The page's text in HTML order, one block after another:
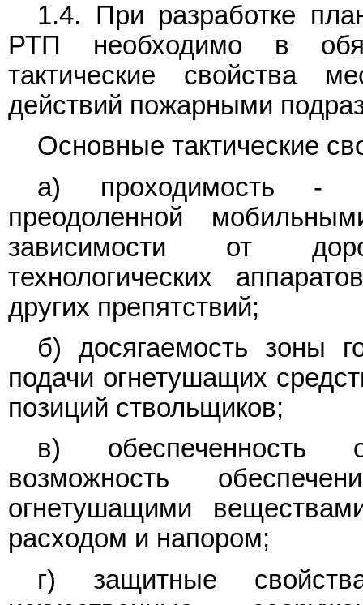
1.4. При разработке
РТП необходимо в
тактические свойства
действий пожарными
Основные тактические
а) проходимость -
преодоленной
зависимости от
технологических
других препятствий;
б) досягаемость зоны
подачи огнетушащих
позиций ствольщиков;
в) обеспеченность
возможность
огнетушащими
расходом и напором;
г) защитные